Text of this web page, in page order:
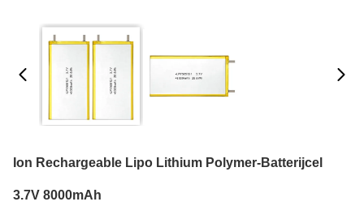
Ion Rechargeable Lipo Lithium Polymer-Batterijcel
3.7V 8000mAh